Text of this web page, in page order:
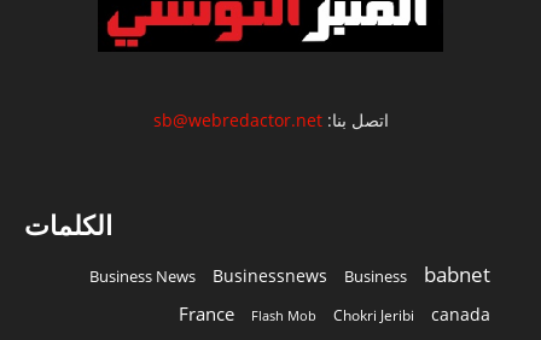
اتصل بنا:sb@webredactor.net
الكلمات
babnet
Business
Businessnews
Business News
canada
Chokri Jeribi
Flash Mob
France